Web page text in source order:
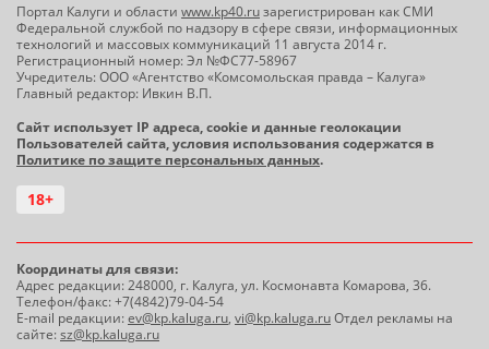
Портал Калуги и области www.kp40.ruзарегистрирован как СМИ
Федеральной службой по надзору в сфере связи, информационных
технологий и массовых коммуникаций 11 августа 2014 г.
Регистрационный номер: Эл №ФС77-58967
Учредитель: ООО «Агентство «Комсомольская правда – Калуга»
Главный редактор: Ивкин В.П.
Сайт использует IP адреса, cookie и данные геолокации
Пользователей сайта, условия использования содержатся в
Политике по защите персональных данных.
18+
Координаты для связи:
Адрес редакции: 248000, г. Калуга, ул. Космонавта Комарова, 36.
Телефон/факс: +7(4842)79-04-54
E-mail редакции:ev@kp.kaluga.ru, vi@kp.kaluga.ruОтдел рекламы на
сайте:sz@kp.kaluga.ru